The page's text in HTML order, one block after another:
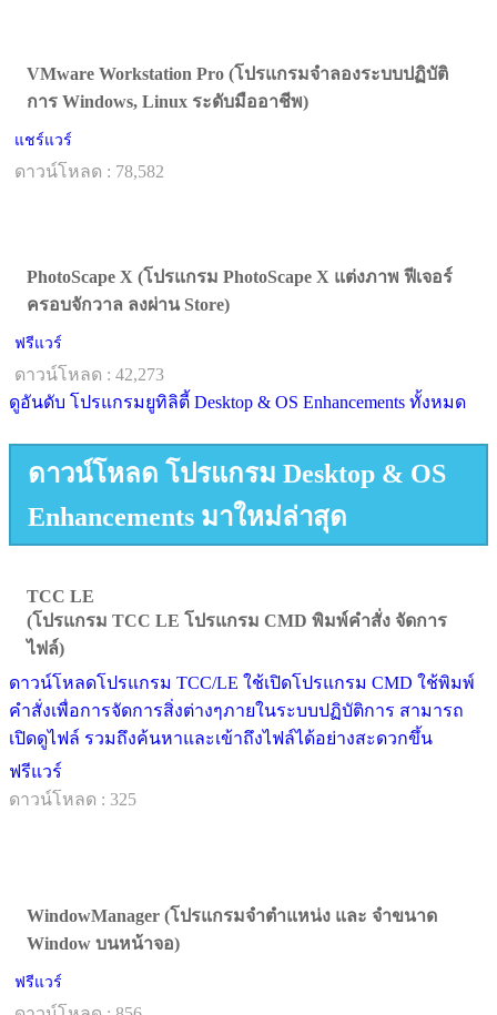
VMware Workstation Pro (โปรแกรมจำลองระบบปฏิบัติ
การ Windows, Linux ระดับมืออาชีพ)
แชร์แวร์
ดาวน์โหลด : 78,582
PhotoScape X (โปรแกรม PhotoScape X แต่งภาพ ฟีเจอร์
ครอบจักวาล ลงผ่าน Store)
ฟรีแวร์
ดาวน์โหลด : 42,273
ดูอันดับ โปรแกรมยูทิลิตี้ Desktop & OS Enhancements ทั้งหมด
ดาวน์โหลด โปรแกรม Desktop & OS
Enhancements มาใหม่ล่าสุด
TCC LE
(โปรแกรม TCC LE โปรแกรม CMD พิมพ์คำสั่ง จัดการ
ไฟล์)
ดาวน์โหลดโปรแกรม TCC/LE ใช้เปิดโปรแกรม CMD ใช้พิมพ์
คำสั่งเพื่อการจัดการสิ่งต่างๆภายในระบบปฏิบัติการ สามารถ
เปิดดูไฟล์ รวมถึงค้นหาและเข้าถึงไฟล์ได้อย่างสะดวกขึ้น
ฟรีแวร์
ดาวน์โหลด : 325
WindowManager (โปรแกรมจำตำแหน่ง และ จำขนาด
Window บนหน้าจอ)
ฟรีแวร์